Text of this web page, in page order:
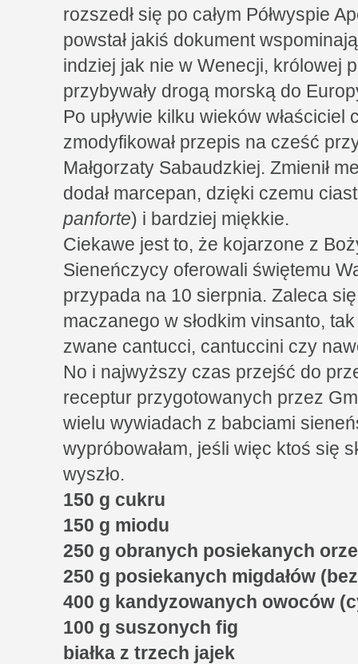
rozszedł się po całym Półwyspie
powstał jakiś dokument
indziej jak nie w Wenecji, królowej
przybywały drogą morską do
Po upływie kilku wieków właściciel
zmodyfikował przepis na cześć
Małgorzaty Sabaudzkiej. Zmienił
dodał marcepan, dzięki czemu
panforte) i bardziej miękkie.
Ciekawe jest to, że kojarzone z
Sieneńczycy oferowali świętemu
przypada na 10 sierpnia. Zaleca
maczanego w słodkim vinsanto,
zwane cantucci, cantuccini czy
No i najwyższy czas przejść do
receptur przygotowanych przez
wielu wywiadach z babciami
wypróbowałam, jeśli więc ktoś się
wyszło.
150 g cukru
150 g miodu
250 g obranych posiekanych
250 g posiekanych migdałów
400 g kandyzowanych owoców
100 g suszonych fig
białka z trzech jajek